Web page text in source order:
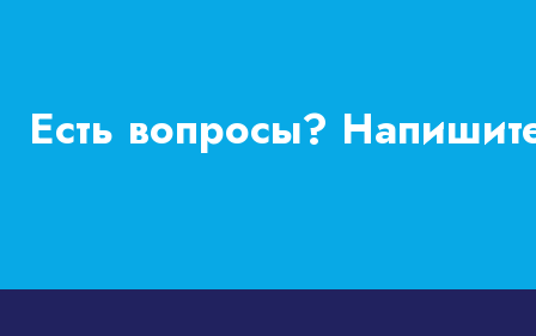
Есть вопросы?